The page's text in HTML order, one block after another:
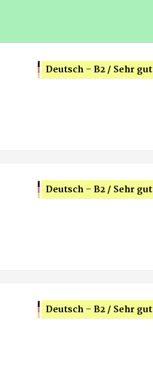
Deutsch - B2 / Sehr gut
Deutsch - B2 / Sehr gut
Deutsch - B2 / Sehr gut